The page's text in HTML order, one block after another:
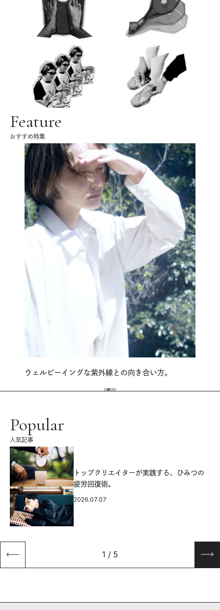
Feature
おすすめ特集
ウェルビーイングな紫外線との向き合い方。
Popular
人気記事
トップクリエイターが実践する、ひみつの
疲労回復術。
2026.07.07
1 / 5